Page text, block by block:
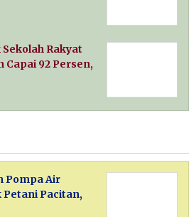
Rakyat
92 Persen,
Pompa Air
Petani Pacitan,